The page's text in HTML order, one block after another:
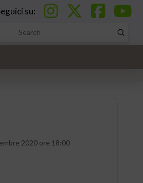
su:
Search
Submit
2020 ore 18:00